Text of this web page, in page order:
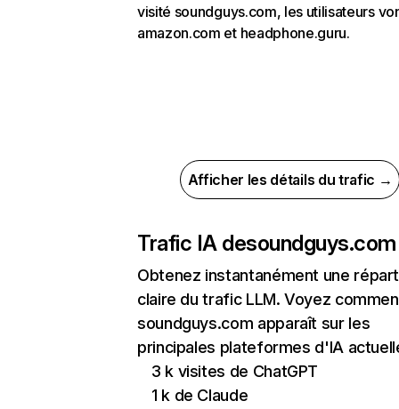
visité soundguys.com, les utilisateurs
amazon.com et headphone.guru.
Afficher les détails du trafic →
Trafic IA desoundguys.com
Obtenez instantanément une
claire du trafic LLM. Voyez
soundguys.com apparaît sur les
principales plateformes d'IA
3 k visites de ChatGPT
1 k de Claude